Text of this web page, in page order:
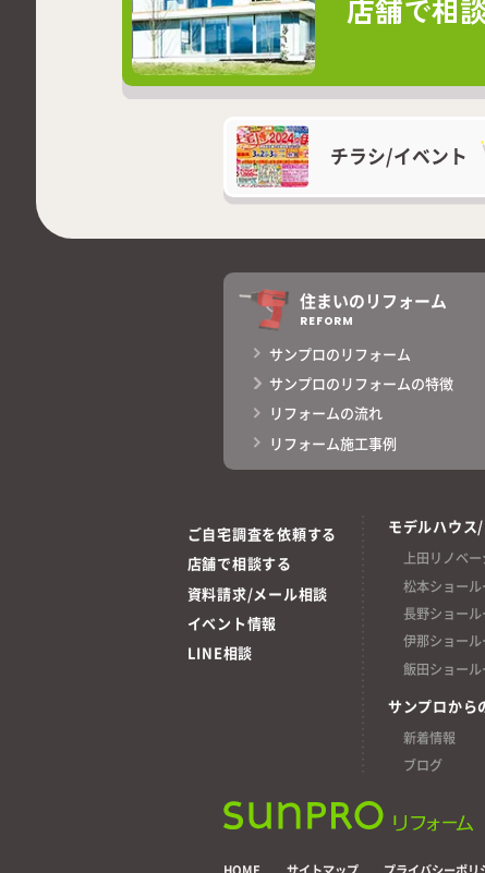
店舗で相
チラシ/イベント
住まいのリフォーム
REFORM
サンプロのリフォーム
サンプロのリフォームの特徴
リフォームの流れ
リフォーム施工事例
ご自宅調査を依頼する
店舗で相談する
資料請求/メール相談
イベント情報
LINE相談
モデルハウス
上田リノベ
松本ショール
長野ショール
伊那ショール
飯田ショール
サンプロから
新着情報
ブログ